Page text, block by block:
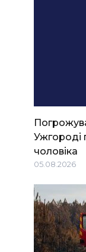
Ужгороді
чоловіка
05.08.2026